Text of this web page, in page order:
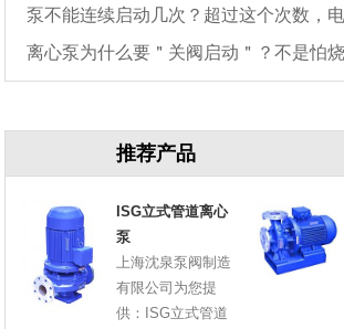
泵不能连续启动几次？超过这个次数，
离心泵为什么要＂关阀启动＂？不是怕
推荐产品
ISG立式管道离心
泵
上海沈泉泵阀制造
有限公司为您提
供：ISG立式管道